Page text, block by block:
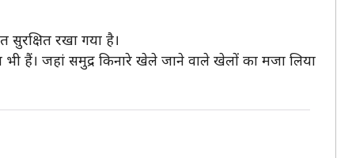
रखा गया है।
हैं। जहां समुद्र किनारे खेले जाने वाले खेलों का मजा लिया